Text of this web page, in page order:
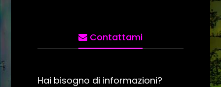
Contattami
Hai bisogno di informazioni?